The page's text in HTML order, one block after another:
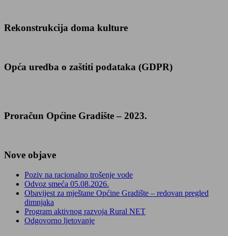
Rekonstrukcija doma kulture
Opća uredba o zaštiti podataka (GDPR)
Proračun Općine Gradište – 2023.
Nove objave
Poziv na racionalno trošenje vode
Odvoz smeća 05.08.2026.
Obavijest za mještane Općine Gradište – redovan pregled
dimnjaka
Program aktivnog razvoja Rural NET
Odgovorno ljetovanje